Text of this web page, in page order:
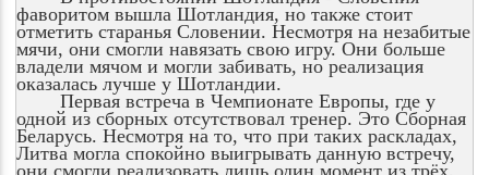
фаворитом вышла Шотландия, но также стоит
отметить старанья Словении. Несмотря на незабитые
мячи, они смогли навязать свою игру. Они больше
владели мячом и могли забивать, но реализация
оказалась лучше у Шотландии.
Первая встреча в Чемпионате Европы, где у
одной из сборных отсутствовал тренер. Это Сборная
Беларусь. Несмотря на то, что при таких раскладах,
Литва могла спокойно выигрывать данную встречу,
они смогли реализовать лишь один момент из трёх.